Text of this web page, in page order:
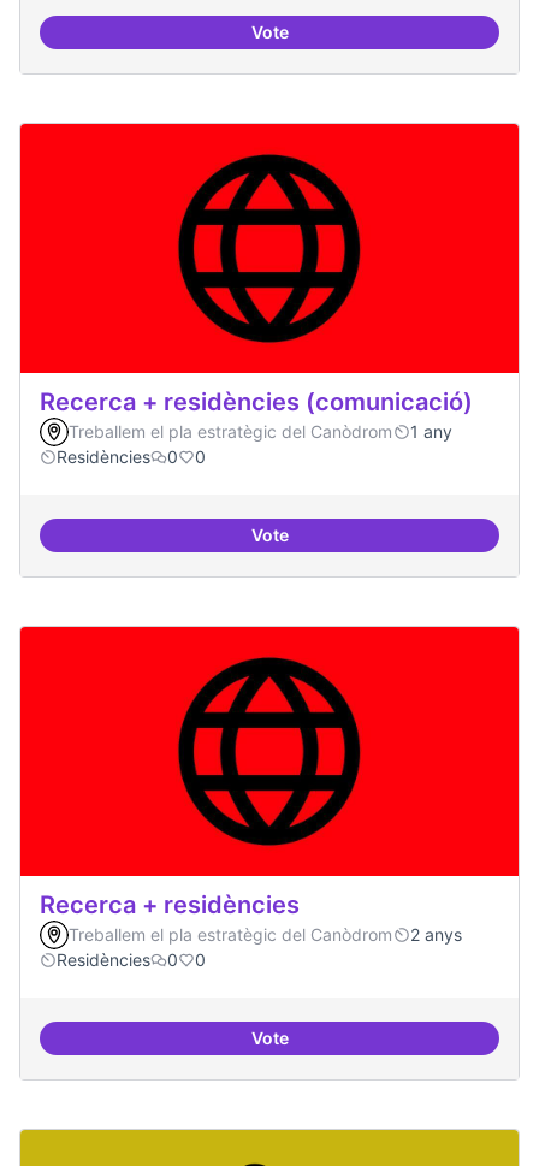
VoteRecerca i re-avaluació
Recerca + residències (comunicació)
Treballem el pla estratègic del Canòdrom
1 any
Residències
0 0
VoteRecerca + residències
Recerca + residències
Treballem el pla estratègic del Canòdrom
2 anys
Residències
0 0
VoteRecerca + residències